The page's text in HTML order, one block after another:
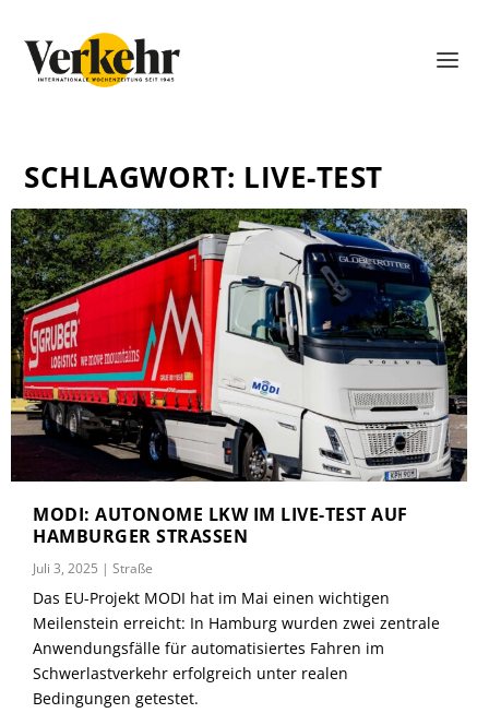
SCHLAGWORT: LIVE-TEST
MODI: AUTONOME LKW IM LIVE-TEST AUF
HAMBURGER STRASSEN
Juli 3, 2025 |Straße
Das EU-Projekt MODI hat im Mai einen wichtigen
Meilenstein erreicht: In Hamburg wurden zwei zentrale
Anwendungsfälle für automatisiertes Fahren im
Schwerlastverkehr erfolgreich unter realen
Bedingungen getestet.